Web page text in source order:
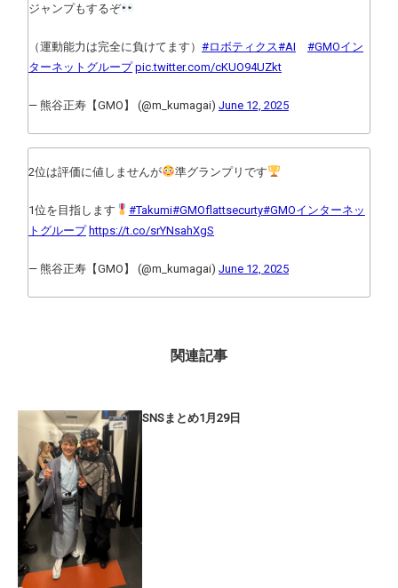
ジャンプもするぞ
（運動能力は完全に負けてます） #ロボティクス#AI
#GMOイン
ターネットグループ pic.twitter.com/cKUO94UZkt
— 熊谷正寿【GMO】 (@m_kumagai) June 12, 2025
2位は評価に値しませんが 準グランプリです
1位を目指します #Takumi#GMOflattsecurty#GMOインターネッ
トグループ https://t.co/srYNsahXgS
— 熊谷正寿【GMO】 (@m_kumagai) June 12, 2025
関連記事
SNSまとめ1月29日